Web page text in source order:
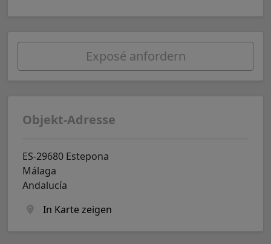
Exposé anfordern
Objekt-Adresse
ES-29680 Estepona
Málaga
Andalucía
In Karte zeigen